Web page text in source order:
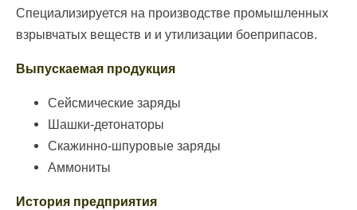
Специализируется на производстве промышленных
взрывчатых веществ и и утилизации боеприпасов.
Выпускаемая продукция
Сейсмические заряды
Шашки-детонаторы
Скажинно-шпуровые заряды
Аммониты
История предприятия